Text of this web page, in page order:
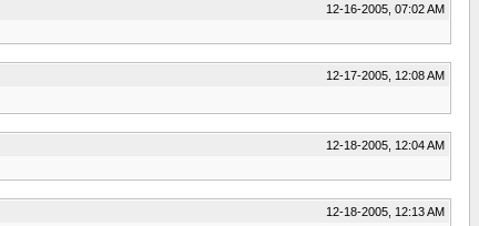
12-16-2005, 07:02 AM
12-17-2005, 12:08 AM
12-18-2005, 12:04 AM
12-18-2005, 12:13 AM